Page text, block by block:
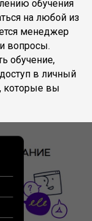
обучения
на любой из
менеджер
вопросы.
обучение,
в личный
которые вы